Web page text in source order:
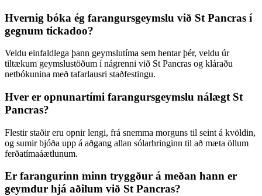
Hvernig bóka ég farangursgeymslu við St Pancras í
gegnum tickadoo?
Veldu einfaldlega þann geymslutíma sem hentar þér, veldu úr
tiltækum geymslustöðum í nágrenni við St Pancras og kláraðu
netbókunina með tafarlausri staðfestingu.
Hver er opnunartími farangursgeymslu nálægt St
Pancras?
Flestir staðir eru opnir lengi, frá snemma morguns til seint á kvöldin,
og sumir bjóða upp á aðgang allan sólarhringinn til að mæta öllum
ferðatímaáætlunum.
Er farangurinn minn tryggður á meðan hann er
geymdur hjá aðilum við St Pancras?